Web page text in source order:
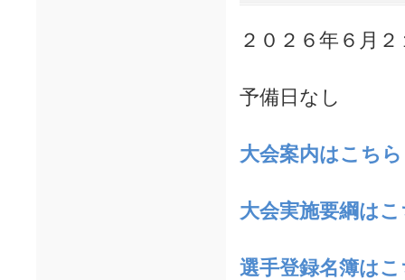
２０２６年６月
予備日なし
大会案内はこちら
大会実施要綱は
選手登録名簿は